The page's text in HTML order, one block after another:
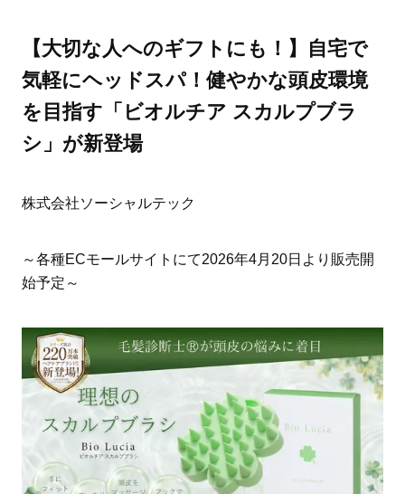
ス学」
タログ
【大切な人へのギフトにも！】自宅で
気軽にヘッドスパ！健やかな頭皮環境
を目指す「ビオルチア スカルプブラ
シ」が新登場
株式会社ソーシャルテック
～各種ECモールサイトにて2026年4月20日より販売開
始予定～